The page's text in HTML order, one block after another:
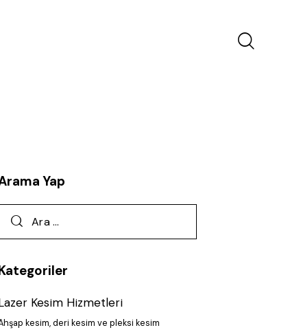
Yap
Kesim Hizmetleri
kesim, deri kesim ve pleksi kesim